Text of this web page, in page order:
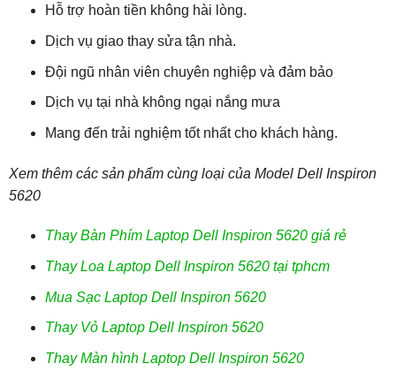
Hỗ trợ hoàn tiền không hài lòng.
Dịch vụ giao thay sửa tận nhà.
Đội ngũ nhân viên chuyên nghiệp và đảm bảo
Dịch vụ tại nhà không ngại nắng mưa
Mang đến trải nghiệm tốt nhất cho khách hàng.
Xem thêm các sản phẩm cùng loại của Model Dell Inspiron
5620
Thay Bàn Phím Laptop Dell Inspiron 5620 giá rẻ
Thay Loa Laptop Dell Inspiron 5620 tại tphcm
Mua Sạc Laptop Dell Inspiron 5620
Thay Vỏ Laptop Dell Inspiron 5620
Thay Màn hình Laptop Dell Inspiron 5620